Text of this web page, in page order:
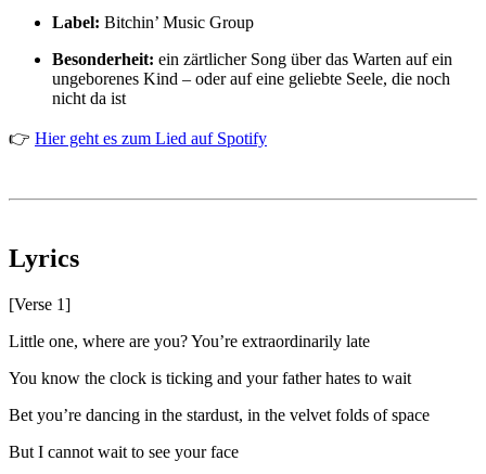
Label: Bitchin’ Music Group
Besonderheit: ein zärtlicher Song über das Warten auf ein
ungeborenes Kind – oder auf eine geliebte Seele, die noch
nicht da ist
👉 Hier geht es zum Lied auf Spotify
Lyrics
[Verse 1]
Little one, where are you? You’re extraordinarily late
You know the clock is ticking and your father hates to wait
Bet you’re dancing in the stardust, in the velvet folds of space
But I cannot wait to see your face